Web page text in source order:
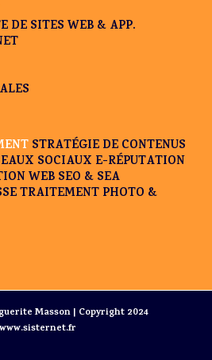
DE SITES WEB & APP.
STRATÉGIE DE CONTENUS
SOCIAUX E-RÉPUTATION
WEB SEO & SEA
TRAITEMENT PHOTO &
Masson | Copyright 2024